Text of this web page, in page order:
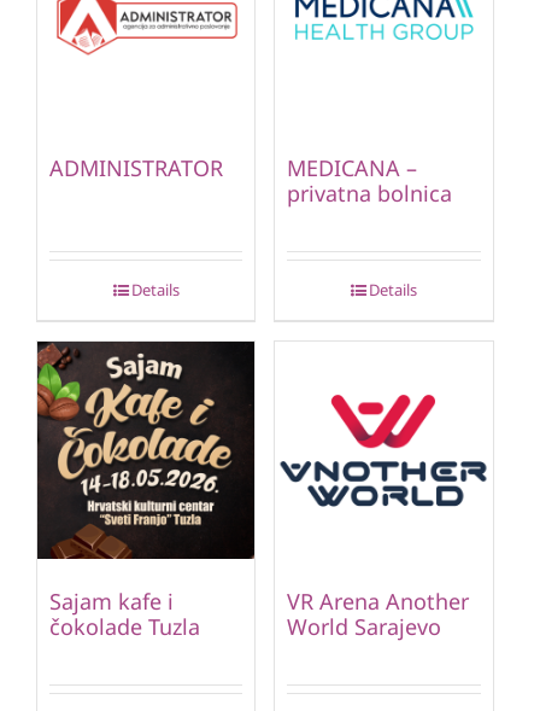
ADMINISTRATOR
Details
MEDICANA –
privatna bolnica
Details
Sajam kafe i
čokolade Tuzla
VR Arena Another
World Sarajevo